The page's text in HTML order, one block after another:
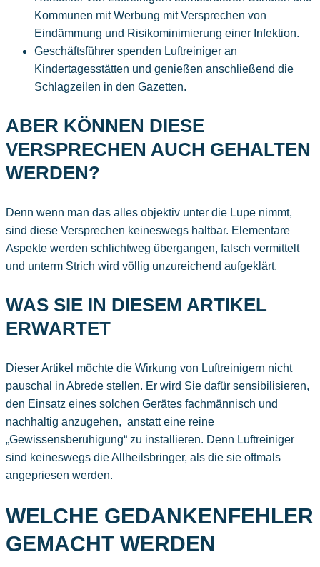
Kommunen mit Werbung mit Versprechen von
Eindämmung und Risikominimierung einer Infektion.
Geschäftsführer spenden Luftreiniger an
Kindertagesstätten und genießen anschließend die
Schlagzeilen in den Gazetten.
ABER KÖNNEN DIESE
VERSPRECHEN AUCH GEHALTEN
WERDEN?
Denn wenn man das alles objektiv unter die Lupe nimmt,
sind diese Versprechen keineswegs haltbar. Elementare
Aspekte werden schlichtweg übergangen, falsch vermittelt
und unterm Strich wird völlig unzureichend aufgeklärt.
WAS SIE IN DIESEM ARTIKEL
ERWARTET
Dieser Artikel möchte die Wirkung von Luftreinigern nicht
pauschal in Abrede stellen. Er wird Sie dafür sensibilisieren,
den Einsatz eines solchen Gerätes fachmännisch und
nachhaltig anzugehen, anstatt eine reine
„Gewissensberuhigung“ zu installieren. Denn Luftreiniger
sind keineswegs die Allheilsbringer, als die sie oftmals
angepriesen werden.
WELCHE GEDANKENFEHLER
GEMACHT WERDEN